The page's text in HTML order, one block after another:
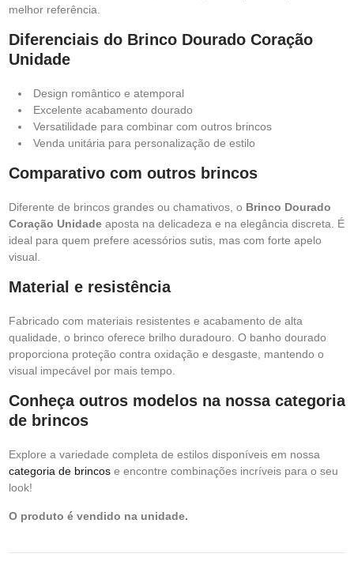
melhor referência.
Diferenciais do Brinco Dourado Coração
Unidade
Design romântico e atemporal
Excelente acabamento dourado
Versatilidade para combinar com outros brincos
Venda unitária para personalização de estilo
Comparativo com outros brincos
Diferente de brincos grandes ou chamativos, o Brinco Dourado
Coração Unidade aposta na delicadeza e na elegância discreta. É
ideal para quem prefere acessórios sutis, mas com forte apelo
visual.
Material e resistência
Fabricado com materiais resistentes e acabamento de alta
qualidade, o brinco oferece brilho duradouro. O banho dourado
proporciona proteção contra oxidação e desgaste, mantendo o
visual impecável por mais tempo.
Conheça outros modelos na nossa categoria
de brincos
Explore a variedade completa de estilos disponíveis em nossa
categoria de brincos e encontre combinações incríveis para o seu
look!
O produto é vendido na unidade.